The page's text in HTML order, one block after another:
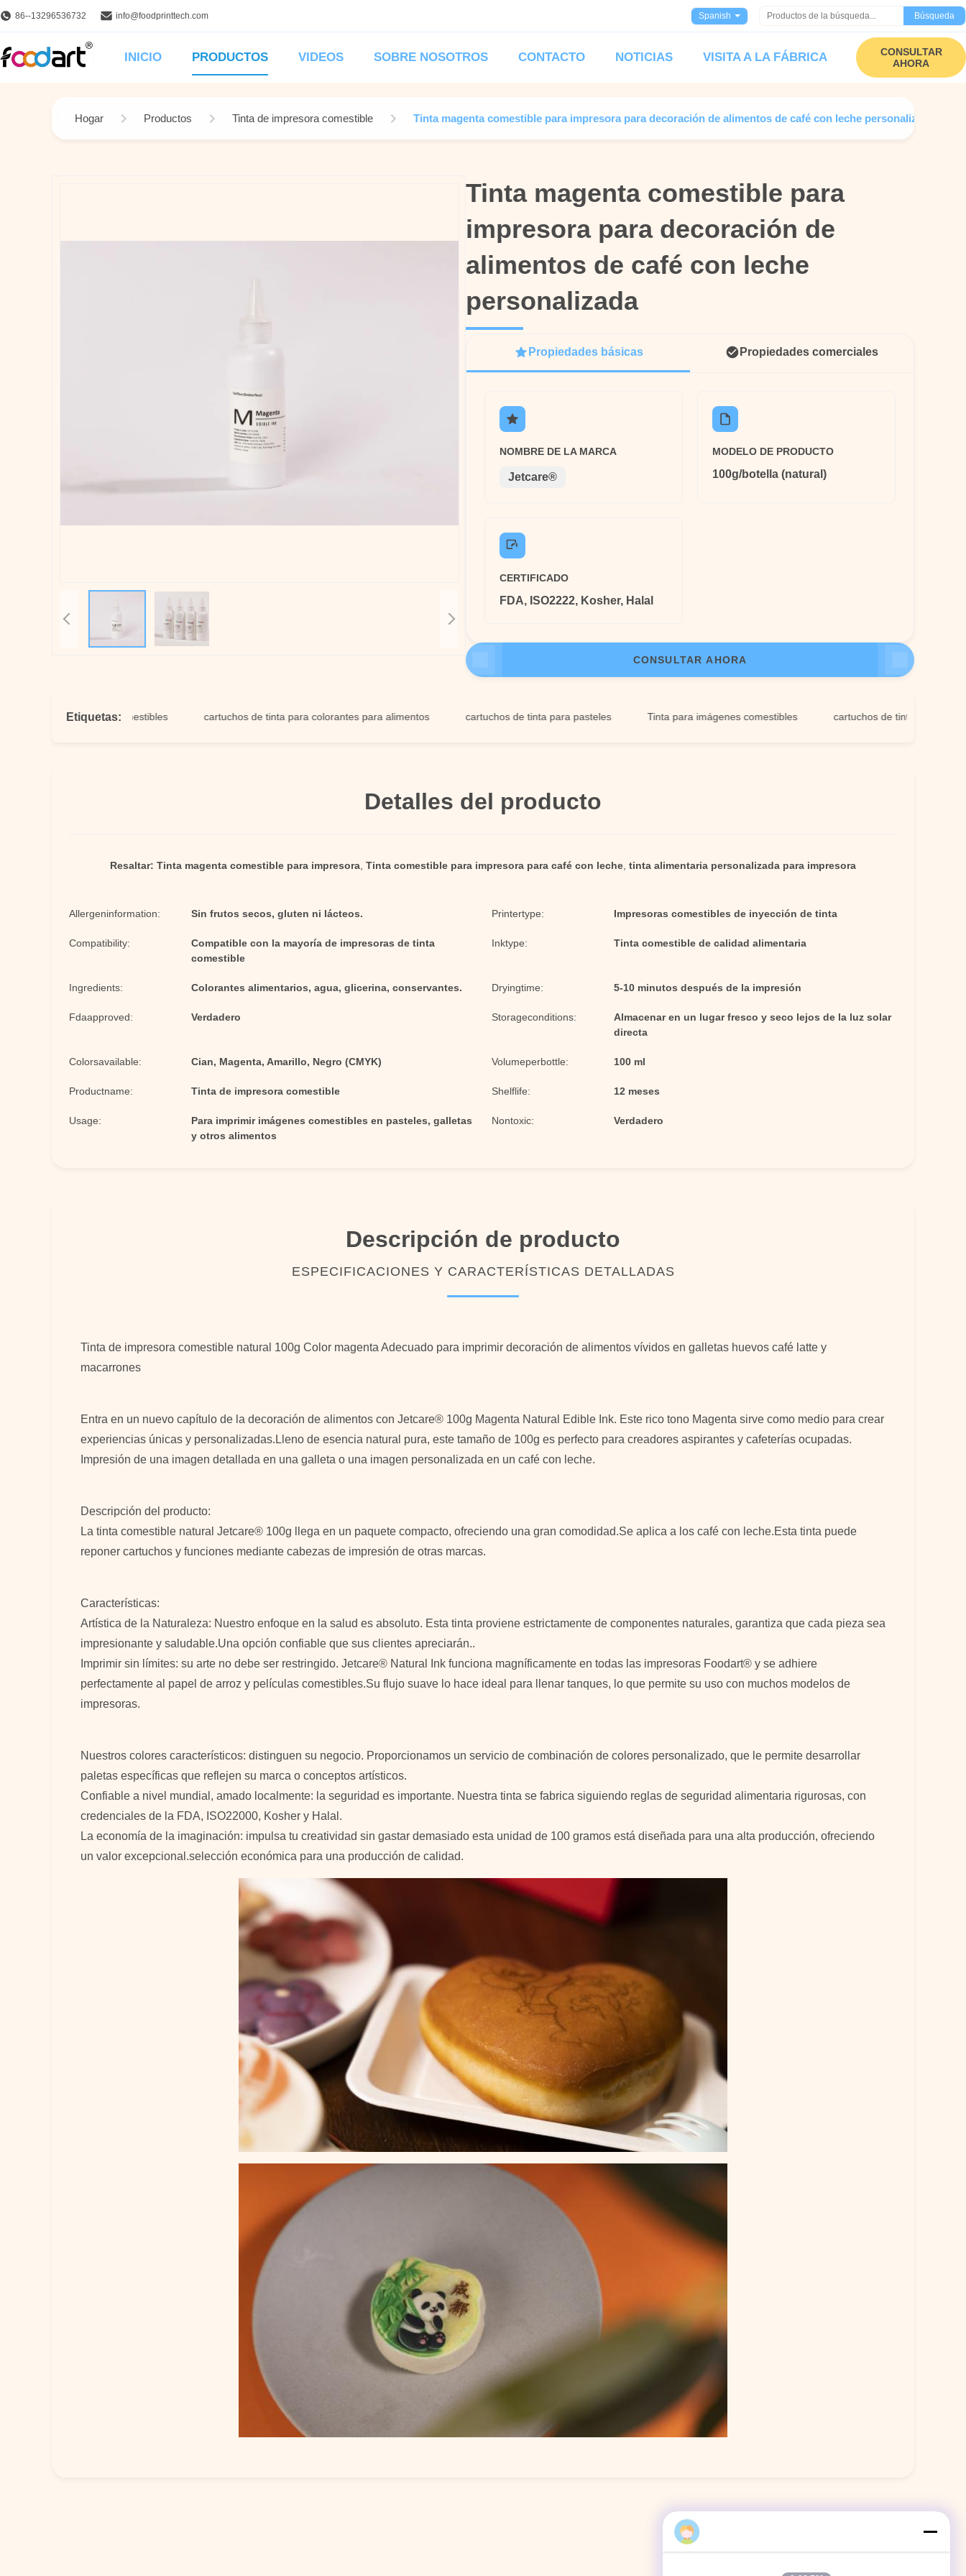
86--13296536732 info@foodprinttech.com Spanish Búsqueda
INICIO PRODUCTOS VIDEOS SOBRE NOSOTROS CONTACTO NOTICIAS VISITA A LA FÁBRICA
CONSULTAR
AHORA
Hogar Productos Tinta de impresora comestible Tinta magenta comestible para impresora para decoración de alimentos de café con leche personalizada
Tinta magenta comestible para
impresora para decoración de
alimentos de café con leche
personalizada
Tinta magenta comestible para
impresora para decoración de
alimentos de café con leche
personalizada
Propiedades básicas Propiedades comerciales
NOMBRE DE LA MARCA
Jetcare®
MODELO DE PRODUCTO
100g/botella (natural)
CERTIFICADO
FDA, ISO2222, Kosher, Halal
CONSULTAR AHORA
Etiquetas:
para imágenes comestibles cartuchos de tinta para colorantes para alimentos cartuchos de tinta para pasteles Tinta para imágenes comestibles cartuchos de tinta para colorantes
Detalles del producto
Resaltar: Tinta magenta comestible para impresora Tinta comestible para impresora para café con leche tinta alimentaria personalizada para impresora
Allergeninformation: Sin frutos secos, gluten ni lácteos. Printertype: Impresoras comestibles de inyección de tinta
Compatibility:
Compatible con la mayoría de impresoras de tinta
comestible
Inktype: Tinta comestible de calidad alimentaria
Ingredients: Colorantes alimentarios, agua, glicerina, conservantes. Dryingtime: 5-10 minutos después de la impresión
Fdaapproved: Verdadero Storageconditions:
Almacenar en un lugar fresco y seco lejos de la luz solar
directa
Colorsavailable: Cian, Magenta, Amarillo, Negro (CMYK) Volumeperbottle: 100 ml
Productname: Tinta de impresora comestible Shelflife: 12 meses
Usage:
Para imprimir imágenes comestibles en pasteles, galletas
y otros alimentos
Nontoxic: Verdadero
Descripción de producto
ESPECIFICACIONES Y CARACTERÍSTICAS DETALLADAS
Tinta de impresora comestible natural 100g Color magenta Adecuado para imprimir decoración de alimentos vívidos en galletas huevos café latte y
macarrones
Entra en un nuevo capítulo de la decoración de alimentos con Jetcare® 100g Magenta Natural Edible Ink. Este rico tono Magenta sirve como medio para crear
experiencias únicas y personalizadas.Lleno de esencia natural pura, este tamaño de 100g es perfecto para creadores aspirantes y cafeterías ocupadas.
Impresión de una imagen detallada en una galleta o una imagen personalizada en un café con leche.
Descripción del producto:
La tinta comestible natural Jetcare® 100g llega en un paquete compacto, ofreciendo una gran comodidad.Se aplica a los café con leche.Esta tinta puede
reponer cartuchos y funciones mediante cabezas de impresión de otras marcas.
Características:
Artística de la Naturaleza: Nuestro enfoque en la salud es absoluto. Esta tinta proviene estrictamente de componentes naturales, garantiza que cada pieza sea
impresionante y saludable.Una opción confiable que sus clientes apreciarán..
Imprimir sin límites: su arte no debe ser restringido. Jetcare® Natural Ink funciona magníficamente en todas las impresoras Foodart® y se adhiere
perfectamente al papel de arroz y películas comestibles.Su flujo suave lo hace ideal para llenar tanques, lo que permite su uso con muchos modelos de
impresoras.
Nuestros colores característicos: distinguen su negocio. Proporcionamos un servicio de combinación de colores personalizado, que le permite desarrollar
paletas específicas que reflejen su marca o conceptos artísticos.
Confiable a nivel mundial, amado localmente: la seguridad es importante. Nuestra tinta se fabrica siguiendo reglas de seguridad alimentaria rigurosas, con
credenciales de la FDA, ISO22000, Kosher y Halal.
La economía de la imaginación: impulsa tu creatividad sin gastar demasiado esta unidad de 100 gramos está diseñada para una alta producción, ofreciendo
un valor excepcional.selección económica para una producción de calidad.